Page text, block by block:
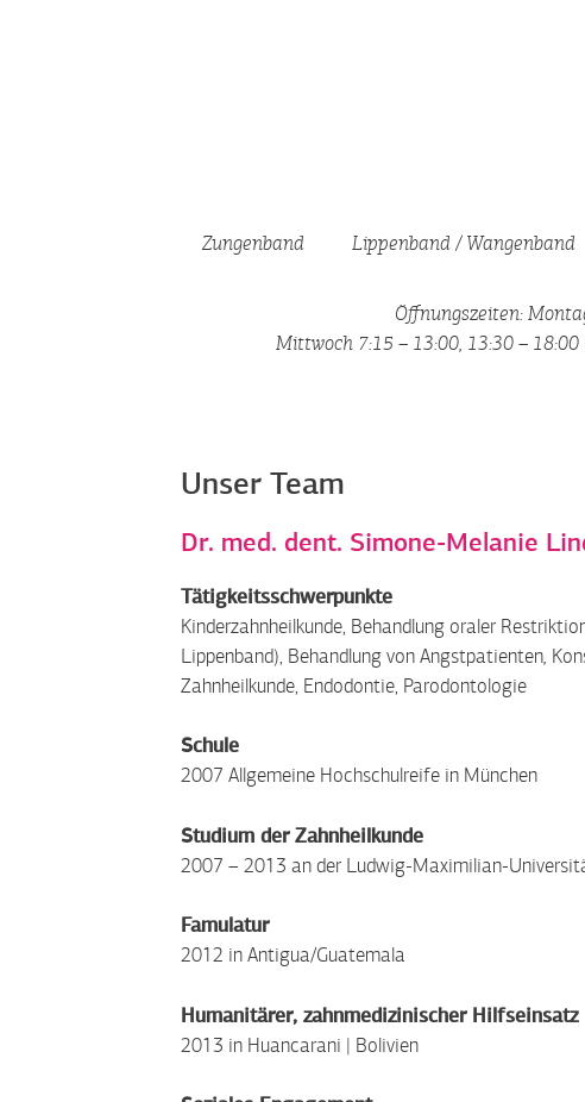
Zungenband Lippenband / Wangenband
Öffnungszeiten:
Mittwoch 7:15 – 13:00, 13:30 –
Unser Team
Dr. med. dent. Simone-Melanie
Tätigkeitsschwerpunkte
Kinderzahnheilkunde, Behandlung oraler
Lippenband), Behandlung von Angstpatienten,
Zahnheilkunde, Endodontie, Parodontologie
Schule
2007 Allgemeine Hochschulreife in München
Studium der Zahnheilkunde
2007 – 2013 an der Ludwig-Maximilian-
Famulatur
2012 in Antigua/Guatemala
Humanitärer, zahnmedizinischer Hilfseinsatz
2013 in Huancarani | Bolivien